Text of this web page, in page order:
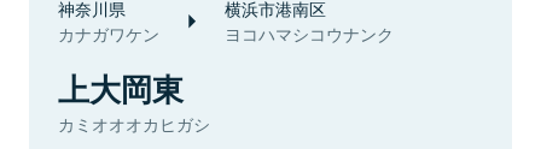
神奈川県
カナガワケン
横浜市港南区
ヨコハマシコウナンク
上大岡東
カミオオオカヒガシ